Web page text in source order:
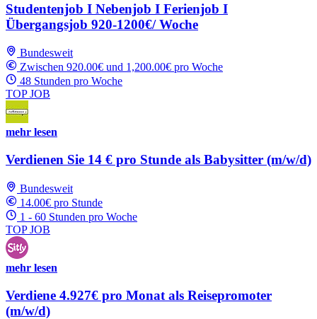
Studentenjob I Nebenjob I Ferienjob I
Übergangsjob 920-1200€/ Woche
Bundesweit
Zwischen 920.00€ und 1,200.00€ pro Woche
48 Stunden pro Woche
TOP JOB
mehr lesen
Verdienen Sie 14 € pro Stunde als Babysitter (m/w/d)
Bundesweit
14.00€ pro Stunde
1 - 60 Stunden pro Woche
TOP JOB
mehr lesen
Verdiene 4.927€ pro Monat als Reisepromoter
(m/w/d)